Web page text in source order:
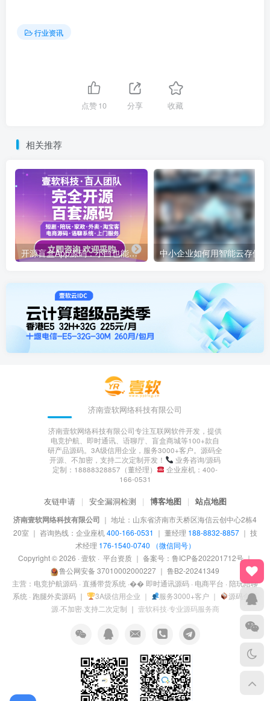
开源盲盒App源码：小白也能轻松上手
济南壹软网络科技有限公司专注互联网软件开发，提供
电竞护航、即时通讯、语聊厅、盲盒商城等󠄹󠅀󠄪󠄢󠄡󠄦󠄞󠄧󠄣󠄞󠄢󠄡󠄧󠄞󠄡󠄢󠄠󠅬󠅅󠅃󠄵󠅂󠄪󠅗󠅥󠅕󠅣󠅤󠅬󠅄󠄹󠄽󠄵󠄪󠄢󠄠󠄢󠄦󠄝󠄠󠄨󠄝󠄠󠄨󠄐󠄠󠄢󠄪󠄤󠄤󠄪󠄤󠄨󠅬󠇖󠆥󠅾󠇕󠅽󠆇󠇕󠆓󠆩󠇘󠆭󠆟󠇗󠆭󠆁󠇗󠆫󠆌󠇗󠆗󠆁󠇖󠅺󠅰󠄐󠇗󠅹󠅸󠇖󠆍󠅳󠇖󠅹󠅰󠇖󠆌󠅹100+款自
研产品源码。3A级信用企业，服务3000+客户。源码全
开源、不加密，支持二次定制开发！
业务咨询/源码
定制：18888328857（董经理）
友链申请 | 安全漏洞检测 | 博客地图 | 站点地图
济南壹软网络科技有限公司｜地址：山东省济南市天桥区海信云创中心2栋4
咨询热线：企业座机400-166-0531 ｜ 董经理188-8832-8857
术经理176-1540-0740 （微信同号）
Copyright © 2026 · 壹软 · 󠄹󠅀󠄪󠄢󠄡󠄦󠄞󠄧󠄣󠄞󠄢󠄡󠄧󠄞󠄡󠄢󠄠󠅬󠅅󠅃󠄵󠅂󠄪󠅗󠅥󠅕󠅣󠅤󠅬󠅄󠄹󠄽󠄵󠄪󠄢󠄠󠄢󠄦󠄝󠄠󠄨󠄝󠄠󠄨󠄐󠄠󠄢󠄪󠄤󠄤󠄪󠄤󠄨󠅬󠇖󠆥󠅾󠇕󠅽󠆇󠇕󠆓󠆩󠇘󠆭󠆟󠇗󠆭󠆁󠇗󠆫󠆌󠇗󠆗󠆁󠇖󠅺󠅰󠄐󠇗󠅹󠅸󠇖󠆍󠅳󠇖󠅹󠅰󠇖󠆌󠅹平台资质｜ 备案号：鲁ICP备202201712号
｜
鲁公网安备 37010002000227｜鲁B2-20241349
主营：电竞护航源码 · 直播带货系统 ·󠄹󠅀󠄪󠄢󠄡󠄦󠄞󠄧󠄣󠄞󠄢󠄡󠄧󠄞󠄡󠄢󠄠󠅬󠅅󠅃󠄵󠅂󠄪󠅗󠅥󠅕󠅣󠅤󠅬󠅄󠄹󠄽󠄵󠄪󠄹󠅀󠄪󠄢󠄡󠄦󠄞󠄧󠄣󠄞󠄢󠄡󠄧󠄞󠄡󠄢󠄠󠅬󠅅󠅃󠄵󠅂󠄪󠅗󠅥󠅕󠅣󠅤󠅬󠅄󠄹󠄽󠄵󠄪󠄢󠄠󠄢󠄦󠄝󠄠󠄨󠄝󠄠󠄨󠄐󠄠󠄢󠄪󠄤󠄤󠄪󠄤󠄨󠅬󠇖󠆥󠅾󠇕󠅽󠆇󠇕󠆓󠆩󠇘󠆭󠆟󠇗󠆭󠆁󠇗󠆫󠆌󠇗󠆗󠆁󠇖󠅺󠅰󠄐󠇗󠅹󠅸󠇖󠆍󠅳󠇖󠅹󠅰󠇖󠆌󠅹󠄠󠄢󠄦󠄝󠄠󠄨󠄝󠄠󠄨󠄐󠄠󠄢󠄪󠄤󠄤󠄪󠄤󠄨󠅬󠇖󠆥󠅾󠇕󠅽󠆇󠇕󠆓󠆩󠇘󠆭󠆟󠇗󠆭󠆁󠇗󠆫󠆌󠇗󠆗󠆁󠇖󠅺󠅰󠄐󠇗󠅹󠅸󠇖󠆍󠅳󠇖󠅹󠅰󠇖󠆌󠅹 即时通讯源码 · 电商平台 · 陪玩陪聊
系统 · 󠄹󠅀󠄪󠄢󠄡󠄦󠄞󠄧󠄣󠄞󠄢󠄡󠄧󠄞󠄡󠄢󠄠󠅬󠅅󠅃󠄵󠅂󠄪󠅗󠅥󠅕󠅣󠅤󠅬󠅄󠄹󠄽󠄵󠄪󠄢󠄠󠄢󠄦󠄝󠄠󠄨󠄝󠄠󠄨󠄐󠄠󠄢󠄪󠄤󠄤󠄪󠄤󠄨󠅬󠇖󠆥󠅾󠇕󠅽󠆇󠇕󠆓󠆩󠇘󠆭󠆟󠇗󠆭󠆁󠇗󠆫󠆌󠇗󠆗󠆁󠇖󠅺󠅰󠄐󠇗󠅹󠅸󠇖󠆍󠅳󠇖󠅹󠅰󠇖󠆌󠅹跑腿外卖源码｜ 3A级信用企业 ｜ 服务3000+客户 ｜
源码全开